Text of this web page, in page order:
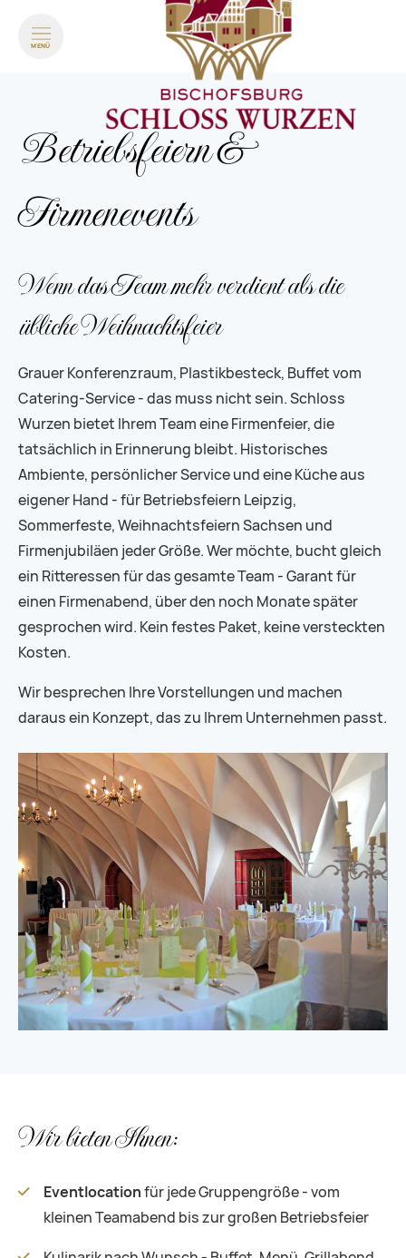
MENÜ
Betriebsfeiern &
Firmenevents
Wenn das Team mehr verdient als die
übliche Weihnachtsfeier
Grauer Konferenzraum, Plastikbesteck, Buffet vom
Catering-Service - das muss nicht sein. Schloss
Wurzen bietet Ihrem Team eine Firmenfeier, die
tatsächlich in Erinnerung bleibt. Historisches
Ambiente, persönlicher Service und eine Küche aus
eigener Hand - für Betriebsfeiern Leipzig,
Sommerfeste, Weihnachtsfeiern Sachsen und
Firmenjubiläen jeder Größe. Wer möchte, bucht gleich
ein Ritteressen für das gesamte Team - Garant für
einen Firmenabend, über den noch Monate später
gesprochen wird. Kein festes Paket, keine versteckten
Kosten.
Wir besprechen Ihre Vorstellungen und machen
daraus ein Konzept, das zu Ihrem Unternehmen passt.
Wir bieten Ihnen:
Eventlocationfür jede Gruppengröße - vom
kleinen Teamabend bis zur großen Betriebsfeier